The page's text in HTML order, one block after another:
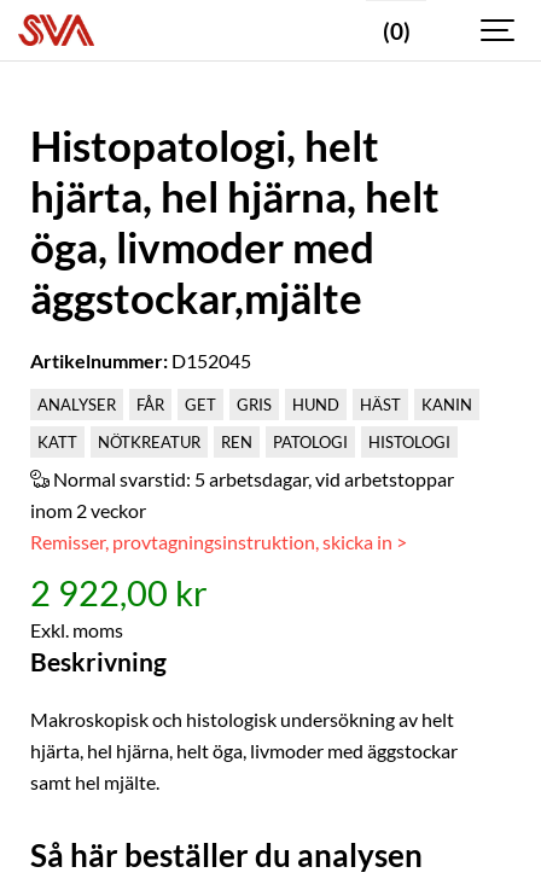
(0)
Histopatologi, helt
hjärta, hel hjärna, helt
öga, livmoder med
äggstockar,mjälte
Artikelnummer: D152045
ANALYSER FÅR GET GRIS HUND HÄST
KANIN
KATT
NÖTKREATUR REN PATOLOGI HISTOLOGI
Normal svarstid: 5 arbetsdagar, vid arbetstoppar
inom 2 veckor
Remisser, provtagningsinstruktion, skicka in >
2 922,00 kr
Exkl. moms
Beskrivning
Makroskopisk och histologisk undersökning av helt
hjärta, hel hjärna, helt öga, livmoder med äggstockar
samt hel mjälte.
Så här beställer du analysen